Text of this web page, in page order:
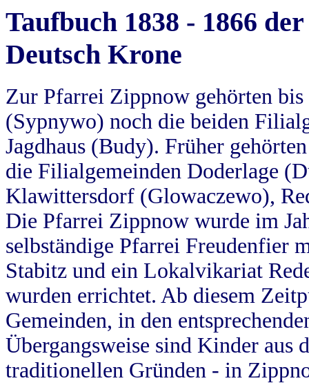
Taufbuch 1838 - 1866
Deutsch Krone
Zur Pfarrei Zippnow gehörten
(Sypnywo) noch die beiden
Jagdhaus (Budy). Früher
die Filialgemeinden Doderlage
Klawittersdorf (Glowaczewo),
Die Pfarrei Zippnow wurde im
selbständige Pfarrei Freudenfier
Stabitz und ein Lokalvikariat
wurden errichtet. Ab diesem
Gemeinden, in den
Übergangsweise sind Kinder aus
traditionellen Gründen - in